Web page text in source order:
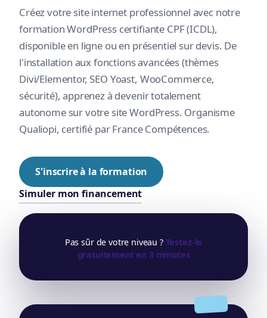
Créez votre site internet professionnel avec notre
formation WordPress certifiante CPF (ICDL),
disponible en ligne ou en présentiel sur devis. De
l'installation aux fonctions avancées (thèmes
Divi/Elementor, SEO Yoast, WooCommerce,
sécurité), apprenez à devenir totalement
autonome sur votre site WordPress. Organisme
Qualiopi, certifié par France Compétences.
S'inscrire à la formation
Simuler mon financement
Pas sûr de votre niveau ? Testez-le
gratuitement en 3 minutes